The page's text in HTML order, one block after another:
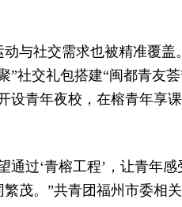
动与社交需求也被精准覆盖
”社交礼包搭建“闽都青友
设青年夜校，在榕青年享
通过‘青榕工程’，让青年
繁茂。”共青团福州市委相